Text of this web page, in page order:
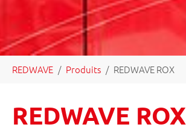
REDWAVE Produits REDWAVE ROX
REDWAVE ROX